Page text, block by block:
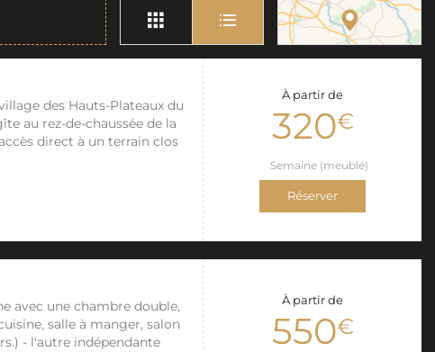
des Hauts-Plateaux du
au rez-de-chaussée de la
direct à un terrain clos
À partir de
320€
Semaine (meublé)
Réserver
avec une chambre double,
salle à manger, salon
- l'autre indépendante
À partir de
550€